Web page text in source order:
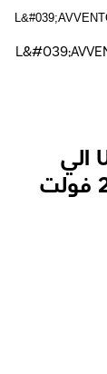
لافينتو (MP335) كابل من USB-C الي
USB-C بقوة 100 وات 5 امبير 20 فولت